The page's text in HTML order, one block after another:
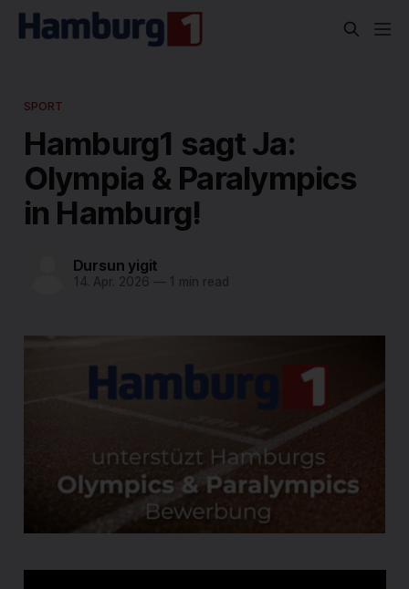
SPORT
Hamburg1 sagt Ja:
Olympia & Paralympics
in Hamburg!
Dursun yigit
14. Apr. 2026 —1 min read